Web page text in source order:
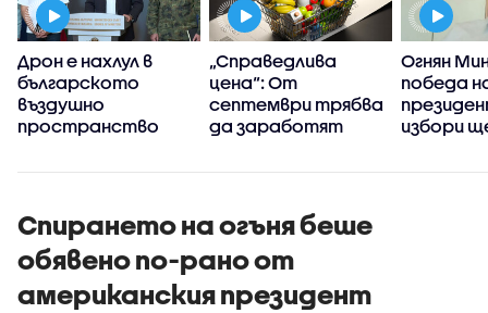
Дрон е нахлул в
българското
въздушно
пространство
„Справедлива
цена“: От
септември трябва
да заработят
проследяване на
Огнян
победа
избори
гласа
Спирането на огъня беше
обявено по-рано от
американския президент